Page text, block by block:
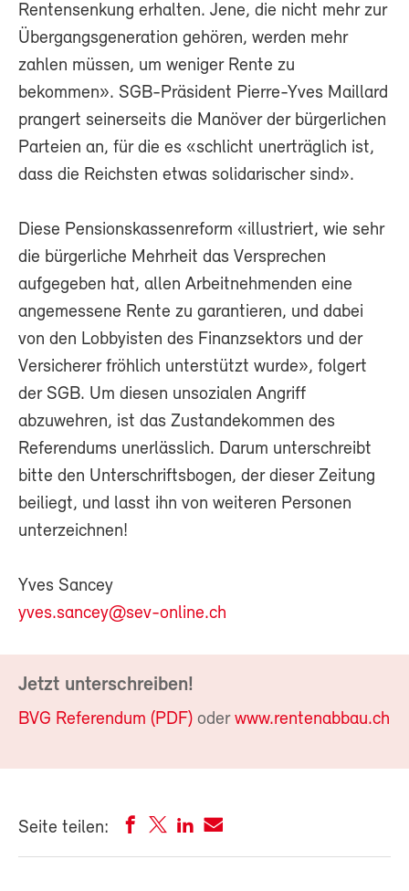
Rentensenkung erhalten. Jene, die nicht mehr zur
Übergangsgeneration gehören, werden mehr
zahlen müssen, um weniger Rente zu
bekommen». SGB-Präsident Pierre-Yves Maillard
prangert seinerseits die Manöver der bürgerlichen
Parteien an, für die es «schlicht unerträglich ist,
dass die Reichsten etwas solidarischer sind».
Diese Pensionskassenreform «illustriert, wie sehr
die bürgerliche Mehrheit das Versprechen
aufgegeben hat, allen Arbeitnehmenden eine
angemessene Rente zu garantieren, und dabei
von den Lobbyisten des Finanzsektors und der
Versicherer fröhlich unterstützt wurde», folgert
der SGB. Um diesen unsozialen Angriff
abzuwehren, ist das Zustandekommen des
Referendums unerlässlich. Darum unterschreibt
bitte den Unterschriftsbogen, der dieser Zeitung
beiliegt, und lasst ihn von weiteren Personen
unterzeichnen!
Yves Sancey
yves.sancey@sev-online.ch
Jetzt unterschreiben!
BVG Referendum (PDF) oder www.rentenabbau.ch
Seite teilen: